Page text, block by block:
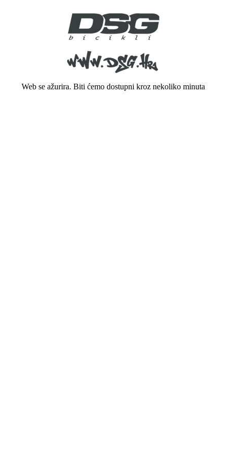
Web se ažurira. Biti ćemo dostupni kroz nekoliko minuta